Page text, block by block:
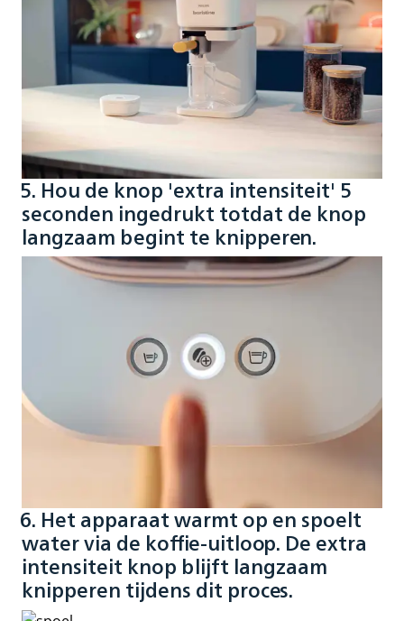
5. Hou de knop 'extra intensiteit' 5
seconden ingedrukt totdat de knop
langzaam begint te knipperen.
6. Het apparaat warmt op en spoelt
water via de koffie-uitloop. De extra
intensiteit knop blijft langzaam
knipperen tijdens dit proces.